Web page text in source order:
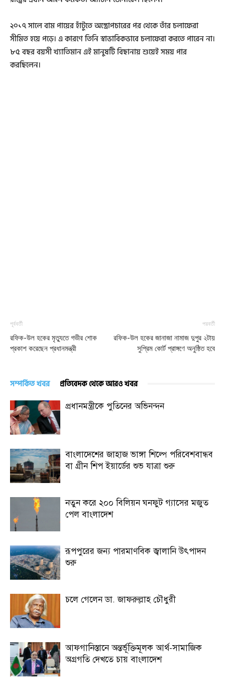
২০১৭ সালে বাম পায়ের হাঁটুতে অস্ত্রোপচারের পর থেকে তাঁর চলাফেরা
সীমিত হয়ে পড়ে। এ কারণে তিনি স্বাভাবিকভাবে চলাফেরা করতে পারেন না।
৮৫ বছর বয়সী খ্যাতিমান এই মানুষটি বিছানায় শুয়েই সময় পার
করছিলেন।
পূর্ববর্তী
রফিক-উল হকের মৃত্যুতে গভীর শোক
প্রকাশ করেছেন প্রধানমন্ত্রী
পরবর্তী
রফিক-উল হকের জানাজা নামাজ দুপুর ২টায়
সুপ্রিম কোর্ট প্রাঙ্গণে অনুষ্ঠিত হবে
সম্পর্কিত খবর প্রতিবেদক থেকে আরও খবর
প্রধানমন্ত্রীকে পুতিনের অভিনন্দন
বাংলাদেশের জাহাজ ভাঙ্গা শিল্পে পরিবেশবান্ধব
বা গ্রীন শিপ ইয়ার্ডের শুভ যাত্রা শুরু
নতুন করে ২০০ বিলিয়ন ঘনফুট গ্যাসের মজুত
পেল বাংলাদেশ
রূপপুরের জন্য পারমাণবিক জ্বালানি উৎপাদন
শুরু
চলে গেলেন ডা. জাফরুল্লাহ চৌধুরী
আফগানিস্তানে অন্তর্ভূক্তিমূলক আর্থ-সামাজিক
অগ্রগতি দেখতে চায় বাংলাদেশ